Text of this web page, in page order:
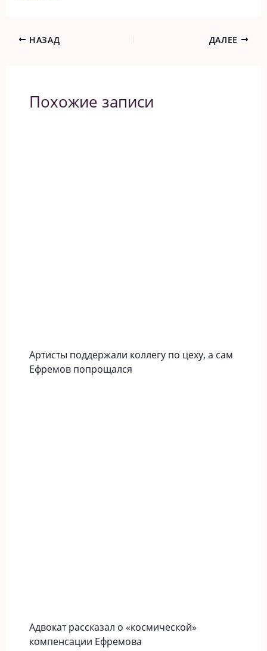
НАЗАД ДАЛЕЕ
Похожие записи
Артисты поддержали коллегу по цеху, а сам
Ефремов попрощался
Адвокат рассказал о «космической»
компенсации Ефремова